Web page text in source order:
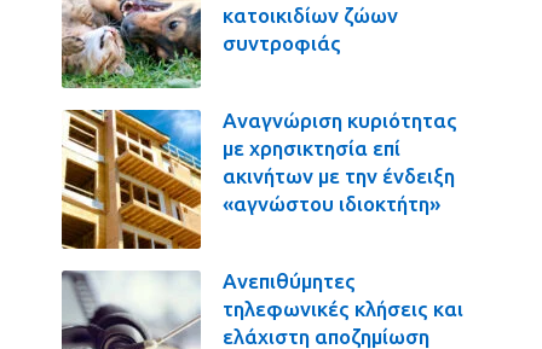
κατοικιδίων ζώων
συντροφιάς
Αναγνώριση κυριότητας
με χρησικτησία επί
ακινήτων με την ένδειξη
«αγνώστου ιδιοκτήτη»
Ανεπιθύμητες
τηλεφωνικές κλήσεις και
ελάχιστη αποζημίωση